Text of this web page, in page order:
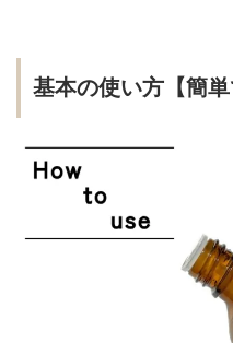
基本の使い方【簡単